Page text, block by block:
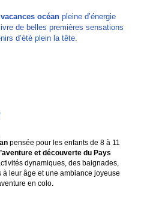
océan pleine d’énergie
de belles premières sensations
d’été plein la tête.
pensée pour les enfants de 8 à 11
et découverte du Pays
dynamiques, des baignades,
à leur âge et une ambiance joyeuse
en colo.